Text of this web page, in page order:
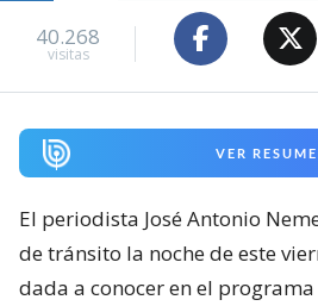
40.268
visitas
VER
El periodista José Antonio
de tránsito la noche de este
dada a conocer en el programa